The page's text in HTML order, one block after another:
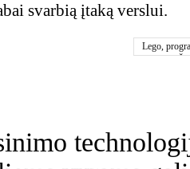
svarbią įtaką verslui.
Lego,